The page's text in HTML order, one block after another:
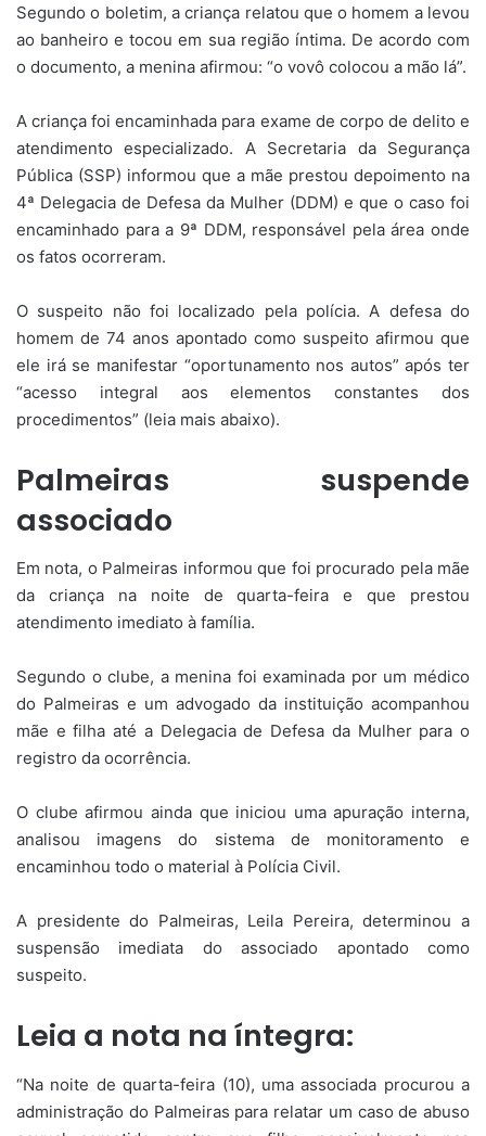
Segundo o boletim, a criança relatou que o homem a levou
ao banheiro e tocou em sua região íntima. De acordo com
o documento, a menina afirmou: “o vovô colocou a mão lá”.
A criança foi encaminhada para exame de corpo de delito e
atendimento especializado. A Secretaria da Segurança
Pública (SSP) informou que a mãe prestou depoimento na
4ª Delegacia de Defesa da Mulher (DDM) e que o caso foi
encaminhado para a 9ª DDM, responsável pela área onde
os fatos ocorreram.
O suspeito não foi localizado pela polícia. A defesa do
homem de 74 anos apontado como suspeito afirmou que
ele irá se manifestar “oportunamento nos autos” após ter
“acesso integral aos elementos constantes dos
procedimentos” (leia mais abaixo).
Palmeiras suspende
associado
Em nota, o Palmeiras informou que foi procurado pela mãe
da criança na noite de quarta-feira e que prestou
atendimento imediato à família.
Segundo o clube, a menina foi examinada por um médico
do Palmeiras e um advogado da instituição acompanhou
mãe e filha até a Delegacia de Defesa da Mulher para o
registro da ocorrência.
O clube afirmou ainda que iniciou uma apuração interna,
analisou imagens do sistema de monitoramento e
encaminhou todo o material à Polícia Civil.
A presidente do Palmeiras, Leila Pereira, determinou a
suspensão imediata do associado apontado como
suspeito.
Leia a nota na íntegra:
“Na noite de quarta-feira (10), uma associada procurou a
administração do Palmeiras para relatar um caso de abuso